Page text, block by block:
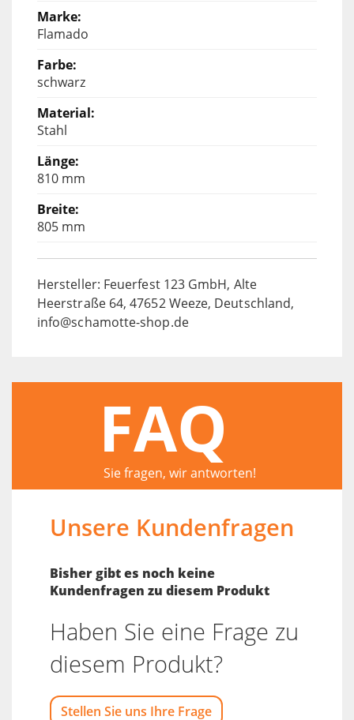
Flamado
schwarz
Stahl
810 mm
805 mm
Hersteller: Feuerfest 123 GmbH, Alte
Heerstraße 64, 47652 Weeze, Deutschland,
info@schamotte-shop.de
FAQ
Sie fragen, wir antworten!
Unsere Kundenfragen
Bisher gibt es noch keine
Kundenfragen zu diesem Produkt
Haben Sie eine Frage zu
diesem Produkt?
Stellen Sie uns Ihre Frage